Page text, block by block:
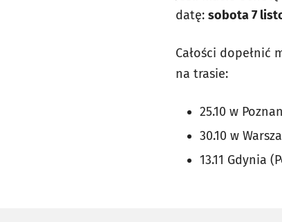
datę: sobota 7
Całości dopełnić
na trasie:
25.10 w
30.10 w
13.11 Gdynia